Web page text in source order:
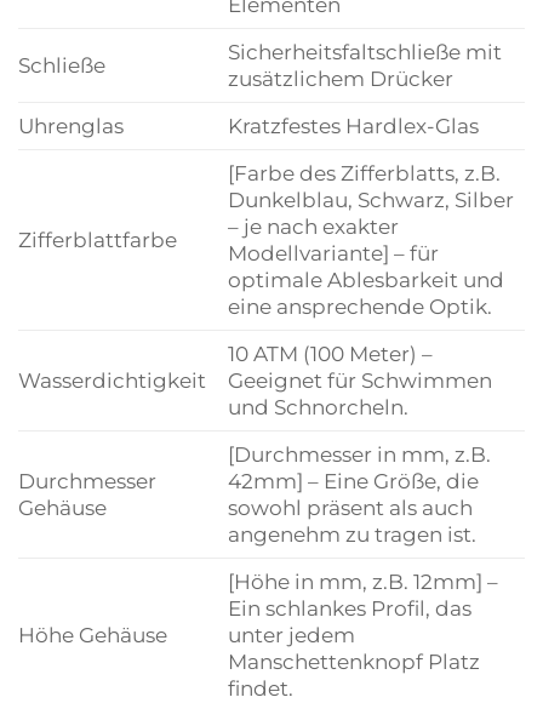
Schließe
Sicherheitsfaltschließe mit
zusätzlichem Drücker
Uhrenglas
Kratzfestes Hardlex-Glas
Zifferblattfarbe
[Farbe des Zifferblatts, z.B.
Dunkelblau, Schwarz, Silber
– je nach exakter
Modellvariante] – für
optimale Ablesbarkeit und
eine ansprechende Optik.
Wasserdichtigkeit
10 ATM (100 Meter) –
Geeignet für Schwimmen
und Schnorcheln.
Durchmesser
Gehäuse
[Durchmesser in mm, z.B.
42mm] – Eine Größe, die
sowohl präsent als auch
angenehm zu tragen ist.
Höhe Gehäuse
[Höhe in mm, z.B. 12mm] –
Ein schlankes Profil, das
unter jedem
Manschettenknopf Platz
findet.